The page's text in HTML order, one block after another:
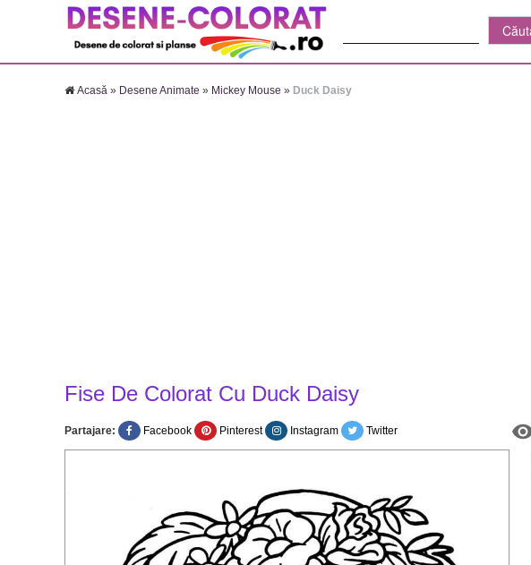
Acasă » Desene Animate » Mickey Mouse » Duck Daisy
Fise De Colorat Cu Duck Daisy
Partajare: Facebook Pinterest Instagram Twitter